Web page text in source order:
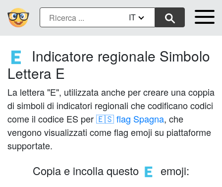
IT
🇪
Indicatore regionale Simbolo
Lettera E
La lettera "E", utilizzata anche per creare una coppia
di simboli di indicatori regionali che codificano codici
come il codice ES per🇪🇸 flag Spagna, che
vengono visualizzati come flag emoji su piattaforme
supportate.
Copia e incolla questo 🇪 emoji: